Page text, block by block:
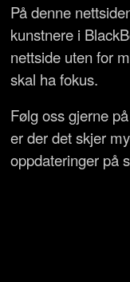
På denne
kunstnere i
nettside uten for
skal ha fokus.
Følg oss gjerne på
er der det skjer
oppdateringer på